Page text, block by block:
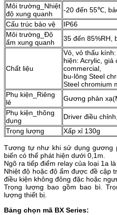
Môi trường_Nhiệt
độ xung quanh
-20 đến 55℃,
Cấu trúc bảo vệ
IP66
Môi trường_Độ
ẩm xung quanh
35 đến 85%RH,
Chất liệu
Vỏ, vỏ thấu
hiện: Acrylic, giá
commercial,
bu-lông Steel
Steel chromium
Phụ kiện_Riêng
lẻ
Gương phản
Phụ kiện_thông
dụng
Driver điều
Trọng lượng
Xấp xỉ 130g
Tương tự như khi sử dụng gương
biến có thể phát hiện dưới 0,1m.
Ngõ ra tiếp điểm relay của loại 1a
Nhiệt độ hoặc độ ẩm được đề cập
điều kiện không đông đặc hoặc
Trọng lượng bao gồm bao bì.
lượng thiết bị.
Bảng chọn mã BX Series: